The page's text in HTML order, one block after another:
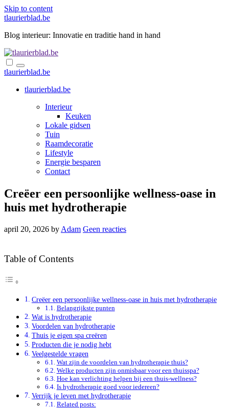
Skip to content
tlaurierblad.be
Blog interieur: Innovatie en traditie hand in hand
tlaurierblad.be
tlaurierblad.be
Interieur
Keuken
Lokale gidsen
Tuin
Raamdecoratie
Lifestyle
Energie besparen
Contact
Creëer een persoonlijke wellness-oase in
huis met hydrotherapie
april 20, 2026 by Adam Geen reacties
Table of Contents
Creëer een persoonlijke wellness-oase in huis met hydrotherapie
Belangrijkste punten
Wat is hydrotherapie
Voordelen van hydrotherapie
Thuis je eigen spa creëren
Producten die je nodig hebt
Veelgestelde vragen
Wat zijn de voordelen van hydrotherapie thuis?
Welke producten zijn onmisbaar voor een thuisspa?
Hoe kan verlichting helpen bij een thuis-wellness?
Is hydrotherapie goed voor iedereen?
Verrijk je leven met hydrotherapie
Related posts: